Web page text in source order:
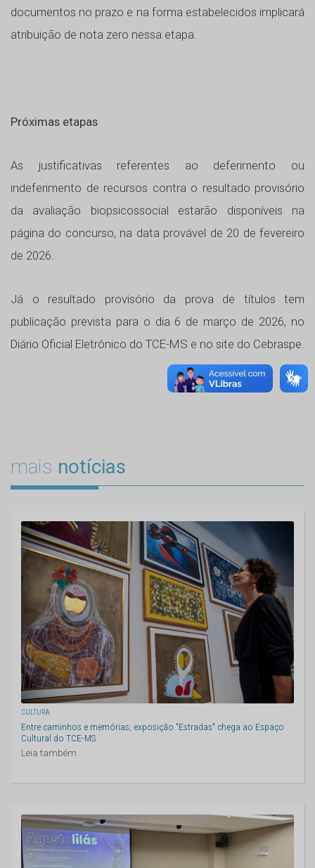
documentos no prazo e na forma estabelecidos implicará
atribuição de nota zero nessa etapa.
Próximas etapas
As justificativas referentes ao deferimento ou
indeferimento de recursos contra o resultado provisório
da avaliação biopsicossocial estarão disponíveis na
página do concurso, na data provável de 20 de fevereiro
de 2026.
Já o resultado provisório da prova de títulos tem
publicação prevista para o dia 6 de março de 2026, no
Diário Oficial Eletrônico do TCE-MS e no site do Cebraspe.
mais notícias
CULTURA
Entre caminhos e memórias, exposição "Estradas" chega ao Espaço
Cultural do TCE-MS
Leia também